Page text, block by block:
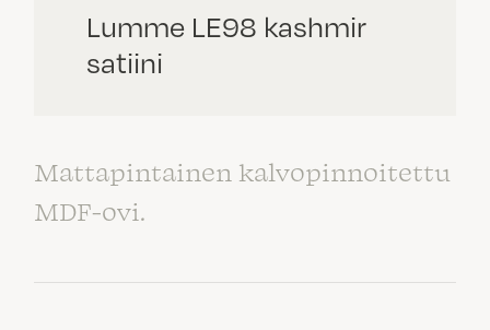
Lumme LE98 kashmir
satiini
Mattapintainen kalvopinnoitettu
MDF-ovi.